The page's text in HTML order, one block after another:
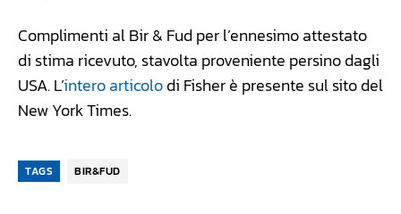
Complimenti al Bir & Fud per l’ennesimo attestato
di stima ricevuto, stavolta proveniente persino dagli
USA. L’intero articolodi Fisher è presente sul sito del
New York Times.
TAGS BIR&FUD